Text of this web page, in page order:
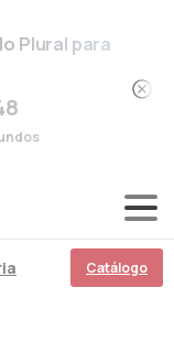
Plural para
Catálogo